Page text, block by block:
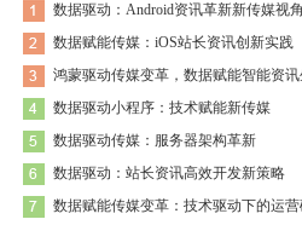
数据驱动：Android资讯革新新传媒视角
数据赋能传媒：iOS站长资讯创新实践
鸿蒙驱动传媒变革，数据赋能智能资
数据驱动小程序：技术赋能新传媒
数据驱动传媒：服务器架构革新
数据驱动：站长资讯高效开发新策略
数据赋能传媒变革：技术驱动下的运营